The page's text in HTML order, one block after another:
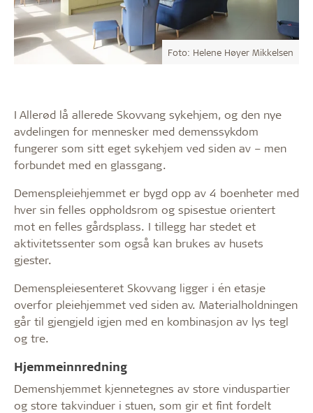
Foto: Helene Høyer Mikkelsen
I Allerød lå allerede Skovvang sykehjem, og den nye
avdelingen for mennesker med demenssykdom
fungerer som sitt eget sykehjem ved siden av – men
forbundet med en glassgang.
Demenspleiehjemmet er bygd opp av 4 boenheter med
hver sin felles oppholdsrom og spisestue orientert
mot en felles gårdsplass. I tillegg har stedet et
aktivitetssenter som også kan brukes av husets
gjester.
Demenspleiesenteret Skovvang ligger i én etasje
overfor pleiehjemmet ved siden av. Materialholdningen
går til gjengjeld igjen med en kombinasjon av lys tegl
og tre.
Hjemmeinnredning
Demenshjemmet kjennetegnes av store vinduspartier
og store takvinduer i stuen, som gir et fint fordelt